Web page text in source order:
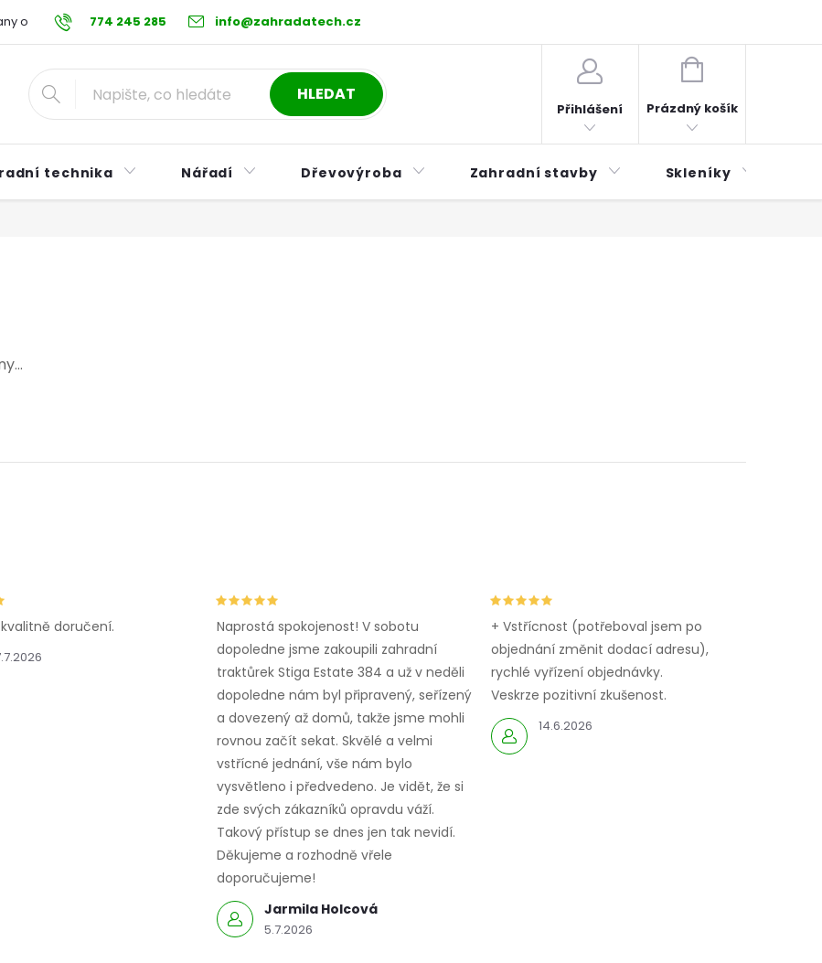
774 245 285 info@zahradatech.cz
osobních údajů Reklamační řád Postup při nákupu na splátky ESSOX
HLEDAT
Přihlášení
NÁKUPNÍ
Prázdný košík
technika Nářadí Dřevovýroba Zahradní stavby Skleníky
doručení.
Jarmila Holcová
5.7.2026
Naprostá spokojenost! V sobotu
dopoledne jsme zakoupili zahradní
traktůrek Stiga Estate 384 a už v neděli
dopoledne nám byl připravený, seřízený
a dovezený až domů, takže jsme mohli
rovnou začít sekat. Skvělé a velmi
vstřícné jednání, vše nám bylo
vysvětleno i předvedeno. Je vidět, že si
zde svých zákazníků opravdu váží.
Takový přístup se dnes jen tak nevidí.
Děkujeme a rozhodně vřele
doporučujeme!
14.6.2026
+ Vstřícnost (potřeboval jsem po
objednání změnit dodací adresu),
rychlé vyřízení objednávky.
Veskrze pozitivní zkušenost.